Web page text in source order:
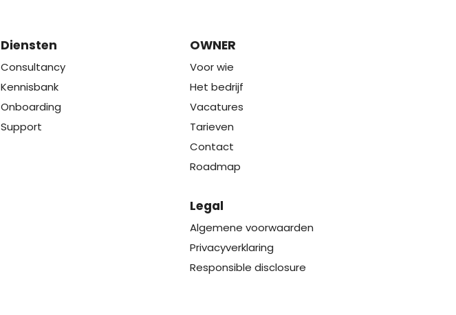
Diensten
Consultancy
Kennisbank
Onboarding
Support
OWNER
Voor wie
Het bedrijf
Vacatures
Tarieven
Contact
Roadmap
Legal
Algemene voorwaarden
Privacyverklaring
Responsible disclosure